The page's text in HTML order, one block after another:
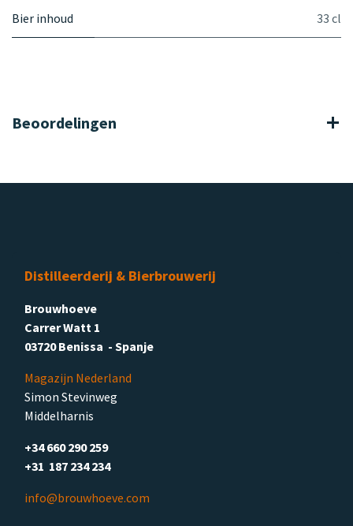
Bier inhoud 33 cl
Beoordelingen
Distilleerderij & Bierbrouwerij
Brouwhoeve
Carrer Watt 1
03720 Benissa - Spanje
Magazijn Nederland
Simon Stevinweg
Middelharnis
+34 660 290 259
+31 187 234 234
info@brouwhoeve.com